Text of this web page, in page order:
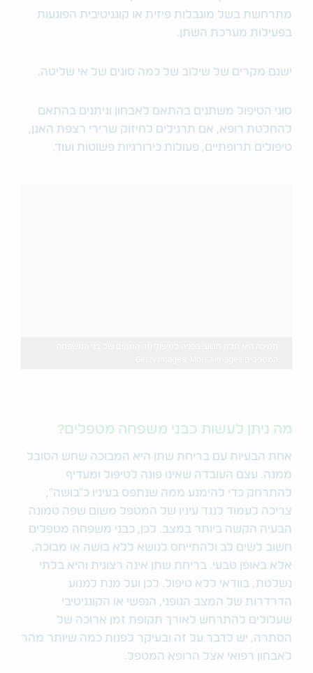
מתרחשת בשל מוגבלות פיזית או קוגניטיבית הפוגעות
בפעילות מערכת השתן.
ישנם מקרים של שילוב של כמה סוגים של אי שליטה.
סוגי הטיפול משתנים בהתאם לאבחון וניתנים בהתאם
להחלטת רופא, אם תרגילים לחיזוק שרירי רצפת האגן,
טיפולים תרופתיים, פעולות כירורגיות פשוטות ועוד.
מה ניתן לעשות כבני משפחה מטפלים?
אחת הבעיות עם בריחת שתן היא המבוכה שחש הסובל
ממנה. עצם העובדה שאינו פונה לטיפול ומעדיף
להתרחק כדי להימנע ממה שנתפס בעיניו כ"בושה",
צריכה לעמוד לנגד עיניו של המטפל משום שפה טמונה
הבעיה הקשה ביותר במצב. לכן, כבני משפחה מטפלים
חשוב לשים לב ולהתייחס לנושא ללא בושה או מבוכה,
אלא באופן טבעי. בריחת שתן אינה רצונית והיא בלתי
נשלטת, בוודאי ללא טיפול. לכן ועל מנת למנוע
הדרדרות של המצב הגופני, הנפשי או הקוגניטיבי
שעלולים להתרחש לאורך תקופת זמן ארוכה של
הסתרה, יש לדבר על זה ובעיקר לפנות כמה שיותר מהר
לאבחון רפואי אצל הרופא המטפל.